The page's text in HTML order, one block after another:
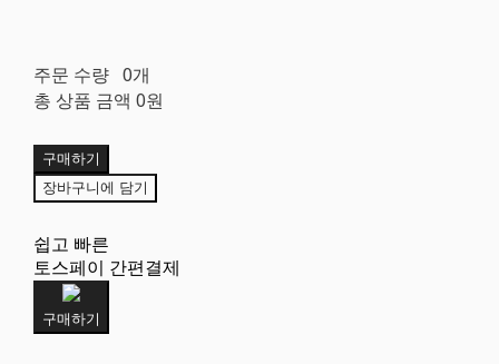
주문 수량 0개
총 상품 금액 0원
구매하기
장바구니에 담기
쉽고 빠른
토스페이 간편결제
구매하기